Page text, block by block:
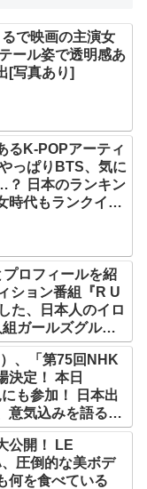
で映画の主演女
ール姿で透明感あ
[写真あり]
るK-POPアーティ
っぱりBTS、気に
？ 日本のランキン
時代もランクイ
プロフィールを紹
ション番組『R U
た、日本人のイロ
ガールズグルー
」がいき
、「第75回NHK
決定！ 本日
にも参加！ 日本出
意気込みを語る
テージ…嬉しくて
公開！ LE
圧倒的な美ボデ
何を食べている